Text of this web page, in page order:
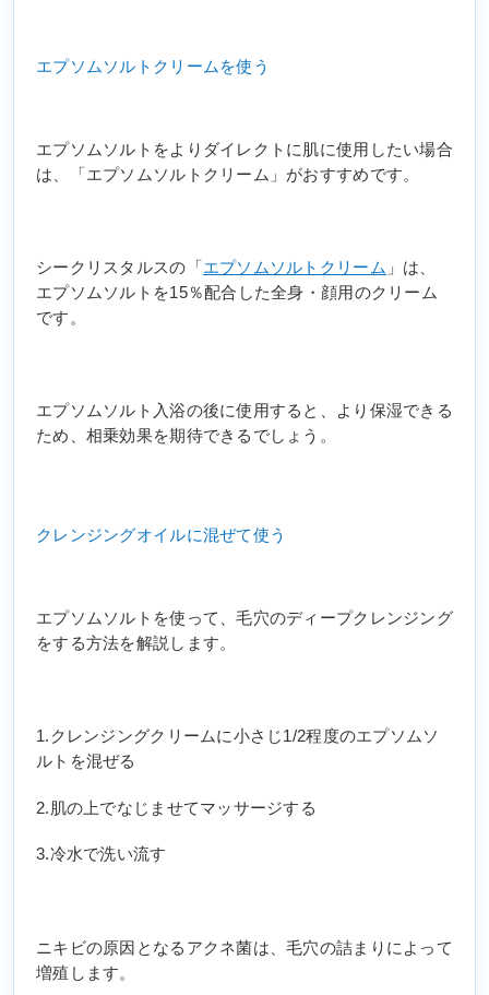
エプソムソルトクリームを使う
エプソムソルトをよりダイレクトに肌に使用したい場合
は、「エプソムソルトクリーム」がおすすめです。
シークリスタルスの「 エプソムソルトクリーム 」は、
エプソムソルトを15％配合した全身・顔用のクリーム
です。
エプソムソルト入浴の後に使用すると、より保湿できる
ため、相乗効果を期待できるでしょう。
クレンジングオイルに混ぜて使う
エプソムソルトを使って、毛穴のディープクレンジング
をする方法を解説します。
1.クレンジングクリームに小さじ1/2程度のエプソムソ
ルトを混ぜる
2.肌の上でなじませてマッサージする
3.冷水で洗い流す
ニキビの原因となるアクネ菌は、毛穴の詰まりによって
増殖します。